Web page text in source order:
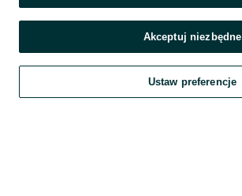
Szukaj Obserwujesz Dodaj
Akceptuj niezbędne
Ustaw preferencje